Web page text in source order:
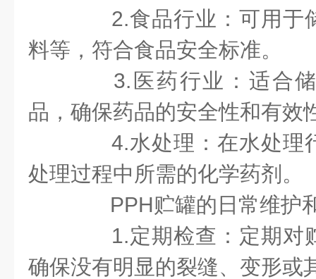
2.食品行业：可用于
料等，符合食品安全标准。
3.医药行业：适合储
品，确保药品的安全性和有效
4.水处理：在水处理
处理过程中所需的化学药剂。
PPH贮罐的日常维护
1.定期检查：定期对
确保没有明显的裂缝、变形或